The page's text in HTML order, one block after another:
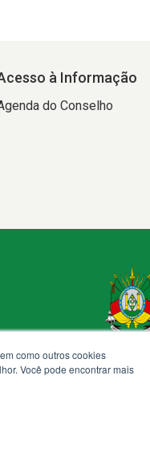
à Informação
do Conselho
como outros cookies
Você pode encontrar mais